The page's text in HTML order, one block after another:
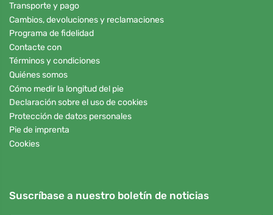
Transporte y pago
Cambios, devoluciones y reclamaciones
Programa de fidelidad
Contacte con
Términos y condiciones
Quiénes somos
Cómo medir la longitud del pie
Declaración sobre el uso de cookies
Protección de datos personales
Pie de imprenta
Cookies
Suscríbase a nuestro boletín de noticias